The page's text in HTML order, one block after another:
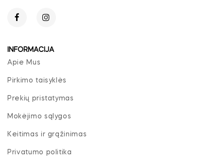
INFORMACIJA
Apie Mus
Pirkimo taisyklės
Prekių pristatymas
Mokėjimo sąlygos
Keitimas ir grąžinimas
Privatumo politika